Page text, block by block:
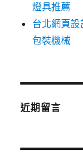
燈具推薦
台北網頁
包裝機械
近期留言